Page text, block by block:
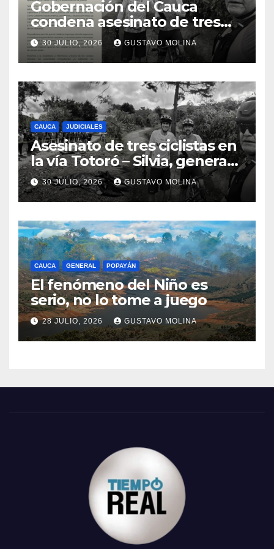
Gobernación del Cauca
condena asesinato de tres
ciudadanos y exige medidas
urgentes al Gobierno
Nacional
30 JULIO, 2026 GUSTAVO MOLINA
CAUCA JUDICIALES
Asesinato de tres ciclistas en
la vía Totoró – Silvia, genera
consternación en el Cauca
30 JULIO, 2026 GUSTAVO MOLINA
CAUCA GENERAL POPAYÁN
El fenómeno del Niño es
serio, no lo tome a juego
28 JULIO, 2026 GUSTAVO MOLINA